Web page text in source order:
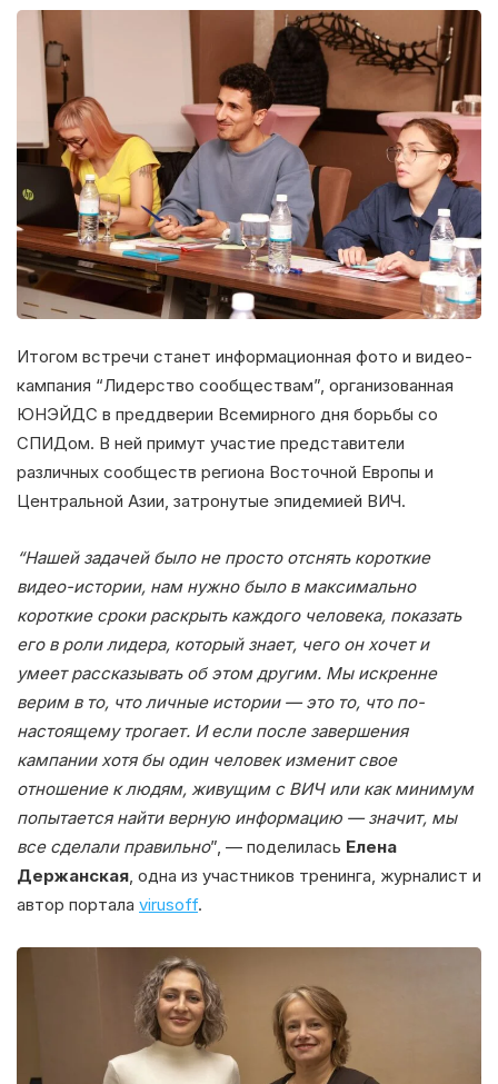
Итогом встречи станет информационная фото и видео-
кампания “Лидерство сообществам”, организованная
ЮНЭЙДС в преддверии Всемирного дня борьбы со
СПИДом. В ней примут участие представители
различных сообществ региона Восточной Европы и
Центральной Азии, затронутые эпидемией ВИЧ.
“Нашей задачей было не просто отснять короткие
видео-истории, нам нужно было в максимально
короткие сроки раскрыть каждого человека, показать
его в роли лидера, который знает, чего он хочет и
умеет рассказывать об этом другим. Мы искренне
верим в то, что личные истории — это то, что по-
настоящему трогает. И если после завершения
кампании хотя бы один человек изменит свое
отношение к людям, живущим с ВИЧ или как минимум
попытается найти верную информацию — значит, мы
все сделали правильно”, — поделилась Елена
Держанская , одна из участников тренинга, журналист и
автор портала virusoff.